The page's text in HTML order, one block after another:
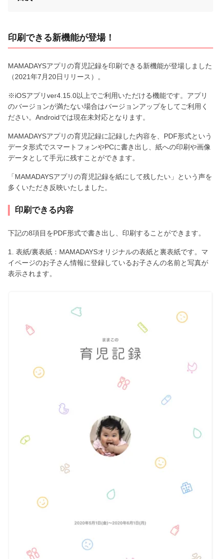
印刷できる新機能が登場！
MAMADAYSアプリの育児記録を印刷できる新機能が登場しました
（2021年7月20日リリース）。
※iOSアプリver4.15.0以上でご利用いただける機能です。アプリ
のバージョンが満たない場合はバージョンアップをしてご利用く
ださい。Androidでは現在未対応となります。
MAMADAYSアプリの育児記録に記録した内容を、PDF形式という
データ形式でスマートフォンやPCに書き出し、紙への印刷や画像
データとして手元に残すことができます。
「MAMADAYSアプリの育児記録を紙にして残したい」という声を
多くいただき反映いたしました。
印刷できる内容
下記の8項目をPDF形式で書き出し、印刷することができます。
1. 表紙/裏表紙：MAMADAYSオリジナルの表紙と裏表紙です。マ
イページのお子さん情報に登録しているお子さんの名前と写真が
表示されます。